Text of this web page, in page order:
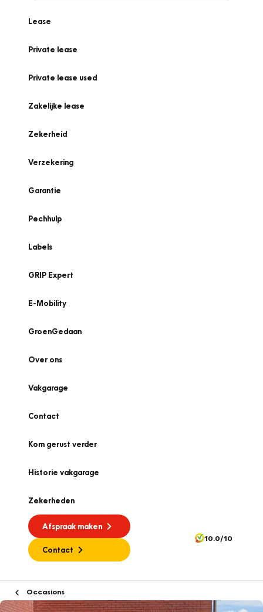
Lease
Private lease
Private lease used
Zakelijke lease
Zekerheid
Verzekering
Garantie
Pechhulp
Labels
GRIP Expert
E-Mobility
GroenGedaan
Over ons
Vakgarage
Contact
Kom gerust verder
Historie vakgarage
Zekerheden
Afspraak maken
Contact
10.0/10
Occasions